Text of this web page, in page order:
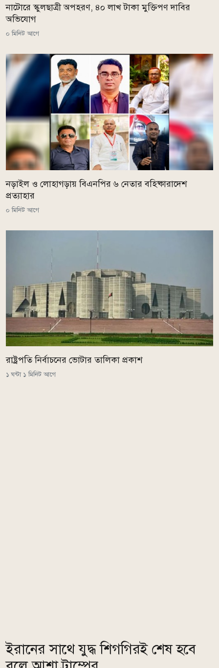
নাটোরে স্কুলছাত্রী অপহরণ, ৪০ লাখ টাকা মুক্তিপণ দাবির
অভিযোগ
০ মিনিট আগে
নড়াইল ও লোহাগড়ায় বিএনপির ৬ নেতার বহিষ্কারাদেশ
প্রত্যাহার
০ মিনিট আগে
রাষ্ট্রপতি নির্বাচনের ভোটার তালিকা প্রকাশ
১ ঘন্টা ১ মিনিট আগে
ইরানের সাথে যুদ্ধ শিগগিরই শেষ হবে